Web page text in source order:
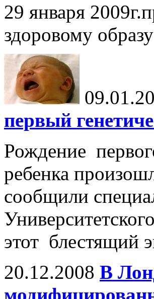
29 января
здоровому
первый
Рождение
ребенка
сообщили
этот блестящий
20.12.2008 В